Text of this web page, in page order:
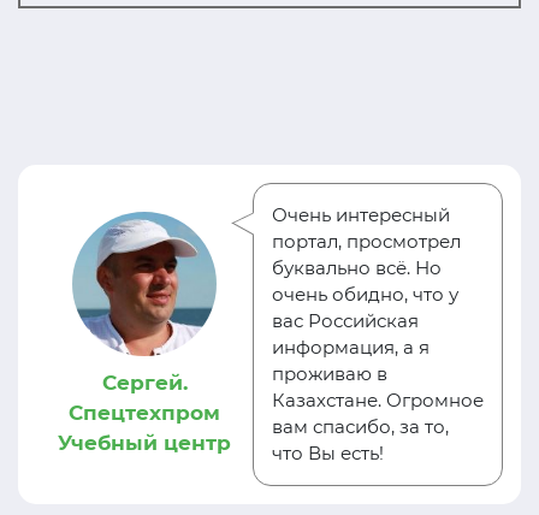
Сергей.
Спецтехпром
Учебный центр
Очень интересный
портал, просмотрел
буквально всё. Но
очень обидно, что у
вас Российская
информация, а я
проживаю в
Казахстане. Огромное
вам спасибо, за то,
что Вы есть!